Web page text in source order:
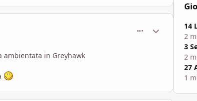
comment_451427
Statistiche
ambientata in Greyhawk
14
2
3
2
27
1